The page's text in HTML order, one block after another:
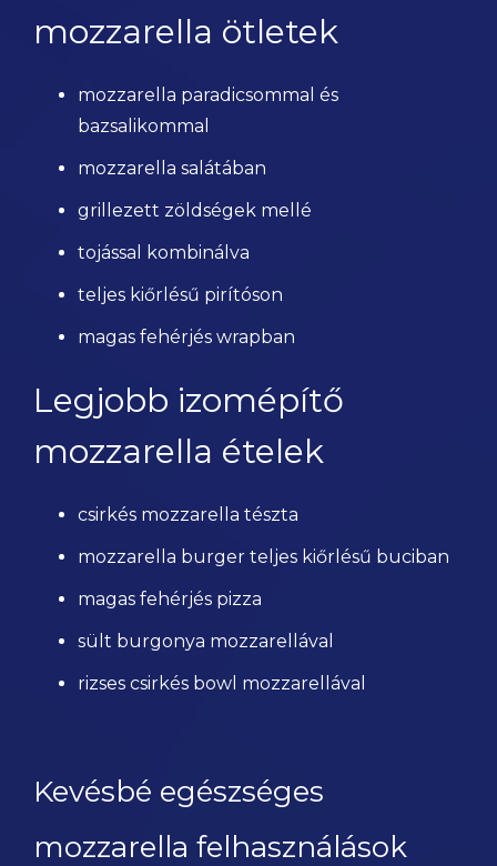
mozzarella ötletek
mozzarella paradicsommal és
bazsalikommal
mozzarella salátában
grillezett zöldségek mellé
tojással kombinálva
teljes kiőrlésű pirítóson
magas fehérjés wrapban
Legjobb izomépítő
mozzarella ételek
csirkés mozzarella tészta
mozzarella burger teljes kiőrlésű buciban
magas fehérjés pizza
sült burgonya mozzarellával
rizses csirkés bowl mozzarellával
Kevésbé egészséges
mozzarella felhasználások